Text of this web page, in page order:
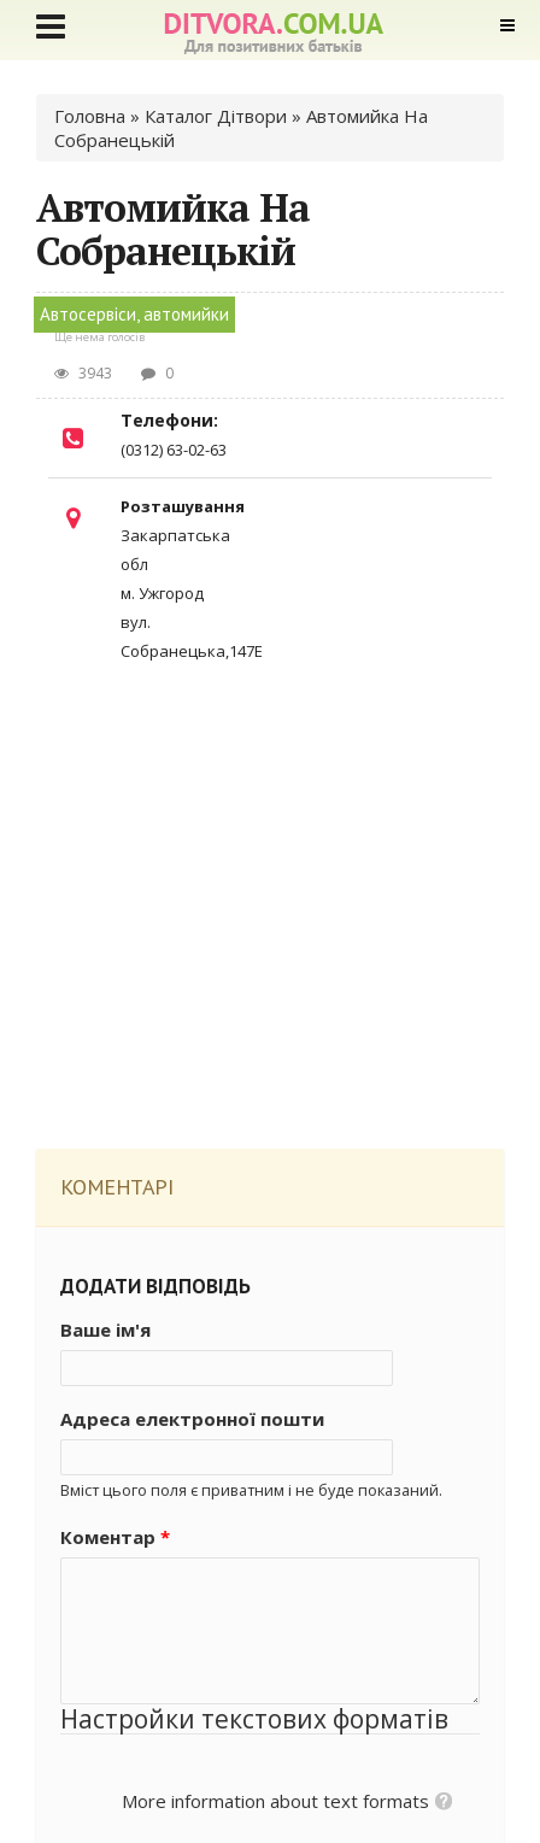
Ви є тут
Головна » Каталог Дітвори » Автомийка На
Собранецькій
Автомийка На
Собранецькій
Автосервіси, автомийки
Ще нема голосів
3943 0
Телефони:
(0312) 63-02-63
Розташування
Закарпатська
обл
м. Ужгород
вул.
Собранецька,147Е
КОМЕНТАРІ
ДОДАТИ ВІДПОВІДЬ
Ваше ім'я
Адреса електронної пошти
Вміст цього поля є приватним і не буде показаний.
Коментар *
Настройки текстових форматів
More information about text formats